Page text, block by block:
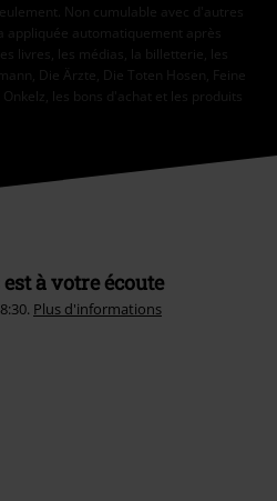
Non cumulable avec d'autres
appliquée automatiquement après
livres, les médias, la billetterie, les
Die Ärzte, Die Toten Hosen, Feine
les bons d'achat et les produits
à votre écoute
Plus d'informations